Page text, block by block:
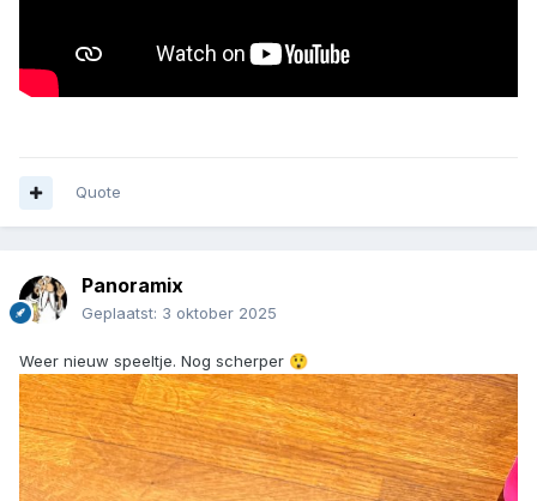
Quote
Panoramix
Geplaatst: 3 oktober 2025
Weer nieuw speeltje. Nog scherper 😲